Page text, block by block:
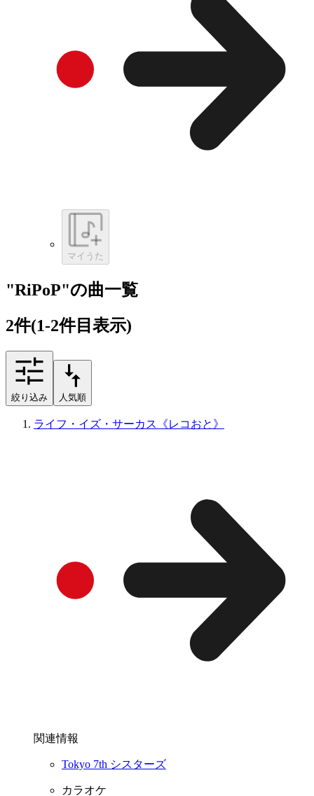
マイうた
"RiPoP"の曲一覧
2件(1-2件目表示)
絞り込み 人気順
ライフ・イズ・サーカス《レコおと》
関連情報
Tokyo 7th シスターズ
カラオケ